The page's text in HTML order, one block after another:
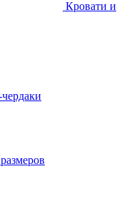
Кровати и